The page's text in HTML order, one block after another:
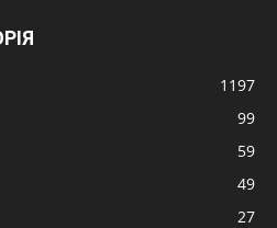
1197
99
59
49
27